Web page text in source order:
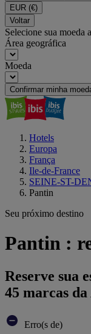
EUR (€)
Voltar
Selecione sua moeda
Área geográfica
Moeda
Confirmar minha
Hotels
Europa
França
Ile-de-France
SEINE-ST-
Pantin
Seu próximo destino
Pantin :
Reserve sua
45 marcas
Erro(s de)